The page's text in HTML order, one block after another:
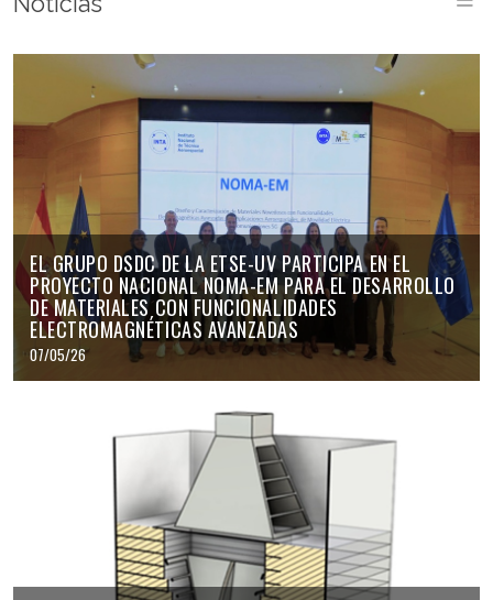
EL GRUPO DSDC DE LA ETSE-UV PARTICIPA EN EL
PROYECTO NACIONAL NOMA-EM PARA EL DESARROLLO
DE MATERIALES CON FUNCIONALIDADES
ELECTROMAGNÉTICAS AVANZADAS
07/05/26